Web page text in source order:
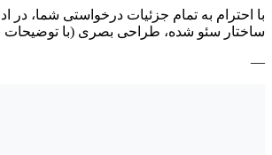
با احترام به تمام جزئیات درخواستی شما، در
ساختار سئو شده، طراحی بصری (با توضیحات
—